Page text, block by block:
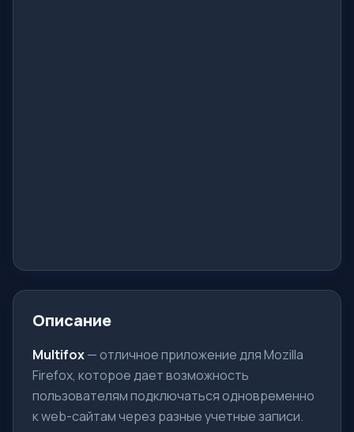
Описание
Multifox— отличное приложение для Mozilla
Firefox, которое дает возможность
пользователям подключаться одновременно
к web-сайтам через разные учетные записи.